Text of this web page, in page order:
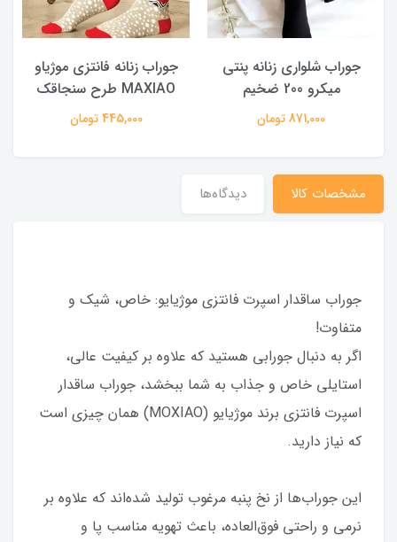
جوراب شلواری زنانه پنتی
میکرو 200 ضخیم
871,000 تومان
جوراب زنانه فانتزی موژیاو
MAXIAO طرح سنجاقک
445,000 تومان
مشخصات کالا دیدگاه‌ها
جوراب ساقدار اسپرت فانتزی موژیایو: خاص، شیک و
متفاوت!
اگر به دنبال جورابی هستید که علاوه بر کیفیت عالی،
استایلی خاص و جذاب به شما ببخشد، جوراب ساقدار
اسپرت فانتزی برند موژیایو (MOXIAO) همان چیزی است
که نیاز دارید.
این جوراب‌ها از نخ پنبه مرغوب تولید شده‌اند که علاوه بر
نرمی و راحتی فوق‌العاده، باعث تهویه مناسب پا و